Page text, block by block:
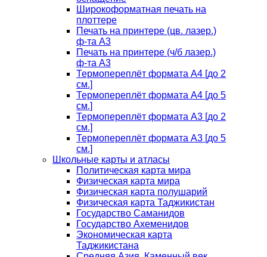
Широкоформатная печать на
плоттере
Печать на принтере (цв. лазер.)
ф-та А3
Печать на принтере (ч/б лазер.)
ф-та А3
Термопереплёт формата А4 [до 2
см.]
Термопереплёт формата А4 [до 5
см.]
Термопереплёт формата А3 [до 2
см.]
Термопереплёт формата А3 [до 5
см.]
Школьные карты и атласы
Политическая карта мира
Физическая карта мира
Физическая карта полушарий
Физическая карта Таджикистан
Государство Саманидов
Государство Ахеменидов
Экономическая карта
Таджикистана